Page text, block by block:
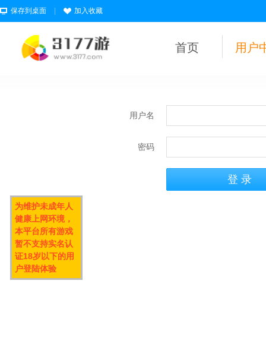
保存到桌面 加入收藏
首页 用户
用户名
密码
为维护未成年人
健康上网环境，
本平台所有游戏
暂不支持实名认
证18岁以下的用
户登陆体验